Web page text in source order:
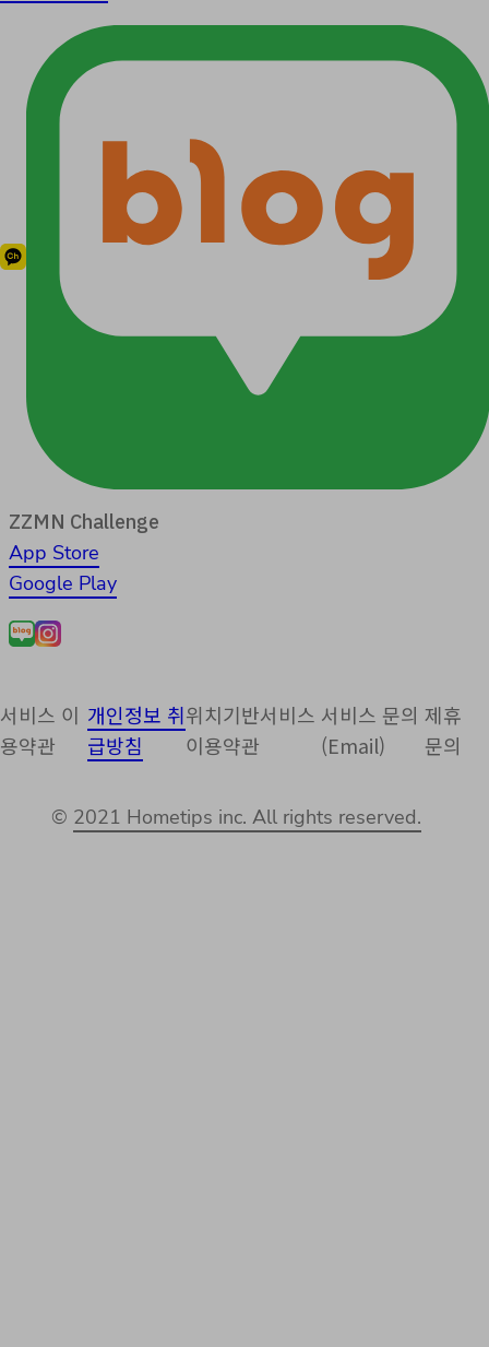
ZZMN Challenge
App Store
Google Play
서비스 이
용약관
개인정보 취
급방침
위치기반서비스
이용약관
서비스 문의
(Email)
제휴
문의
© 2021 Hometips inc. All rights reserved.